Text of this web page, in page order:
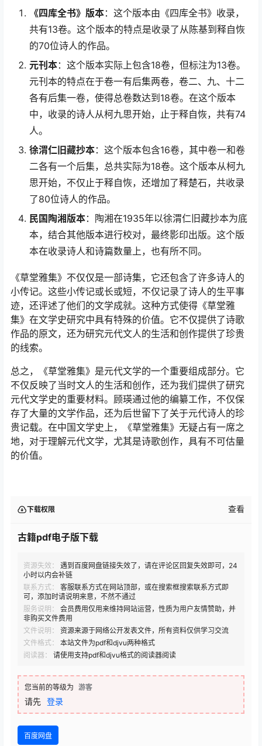
《四库全书》版本：这个版本由《四库全书》收录，
共有13卷。这个版本的特点是收录了从陈基到释自恢
的70位诗人的作品。
元刊本：这个版本实际上包含18卷，但标注为13卷。
元刊本的特点在于卷一有后集两卷，卷二、九、十二
各有后集一卷，使得总卷数达到18卷。在这个版本
中，收录的诗人从柯九思开始，止于释自恢，共有74
人。
徐渭仁旧藏抄本：这个版本包含16卷，其中卷一和卷
二各有一个后集，总共实际为18卷。这个版本从柯九
思开始，不仅止于释自恢，还增加了释楚石，共收录
了80位诗人的作品。
民国陶湘版本：陶湘在1935年以徐渭仁旧藏抄本为底
本，结合其他版本进行校对，最终影印出版。这个版
本在收录诗人和诗篇数量上，也有所不同。
《草堂雅集》不仅仅是一部诗集，它还包含了许多诗人的
小传记。这些小传记或长或短，不仅记录了诗人的生平事
迹，还评述了他们的文学成就。这种方式使得《草堂雅
集》在文学史研究中具有特殊的价值。它不仅提供了诗歌
作品的原文，还为研究元代文人的生活和创作提供了珍贵
的线索。
总之，《草堂雅集》是元代文学的一个重要组成部分。它
不仅反映了当时文人的生活和创作，还为我们提供了研究
元代文学史的重要材料。顾瑛通过他的编纂工作，不仅保
存了大量的文学作品，还为后世留下了关于元代诗人的珍
贵记载。在中国文学史上，《草堂雅集》无疑占有一席之
地，对于理解元代文学，尤其是诗歌创作，具有不可估量
的价值。
下载权限 查看
古籍pdf电子版下载
资源失效：
遇到百度网盘链接失效了，请在评论区回复失效即可，24
小时以内会补链
联系方式：
客服联系方式在网站顶部，或在搜索框搜索联系方式即
可，添加时请说明来意，不然不通过
服务说明：
会员费用仅用来维持网站运营，性质为用户友情赞助，并
非购买文件费用
文件说明：
资源来源于网络公开发表文件，所有资料仅供学习交流
文件格式：
本站文件为pdf和djvu两种格式
阅读器：
请使用支持pdf和djvu格式的阅读器阅读
您当前的等级为 游客
请先 登录
百度网盘